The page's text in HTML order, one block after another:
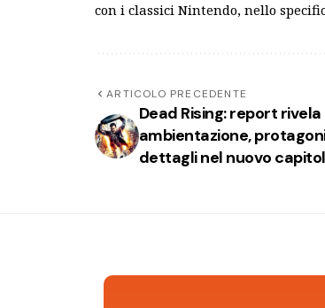
con i classici Nintendo, nello
ARTICOLO PRECEDENTE
Dead Rising: report rivela
ambientazione,
dettagli nel nuovo